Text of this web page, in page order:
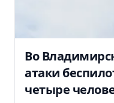
Во
атаки
четыре